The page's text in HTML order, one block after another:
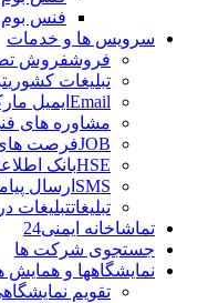
فنس بوم
سرویس ها و خدمات
فروشفروش
تبلیغات کشوری
Email ایمیل
مشاوره های
JOBفرصت
HSEبانک
SMS ارسال
تبلیغاتتبلیغات در
تماشاخانه ایمنی24
جستجوی شرکت ها
نمایشگاهها و همایش
تقویم